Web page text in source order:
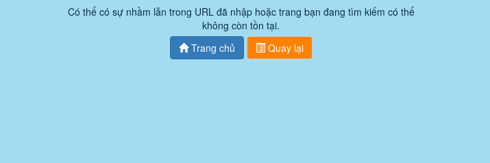
Có thể có sự nhầm lẫn trong URL đã nhập hoặc trang bạn đang tìm kiếm có thể
không còn tồn tại.
Trang chủ
Quay lại